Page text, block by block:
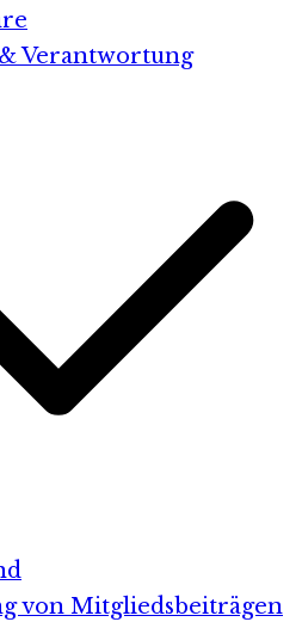
Verantwortung
von Mitgliedsbeiträgen